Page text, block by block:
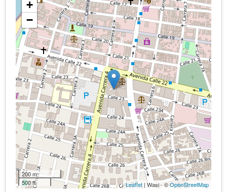
+
−
200 m
500 ft
Leaflet | Wasi - ©OpenStreetMap